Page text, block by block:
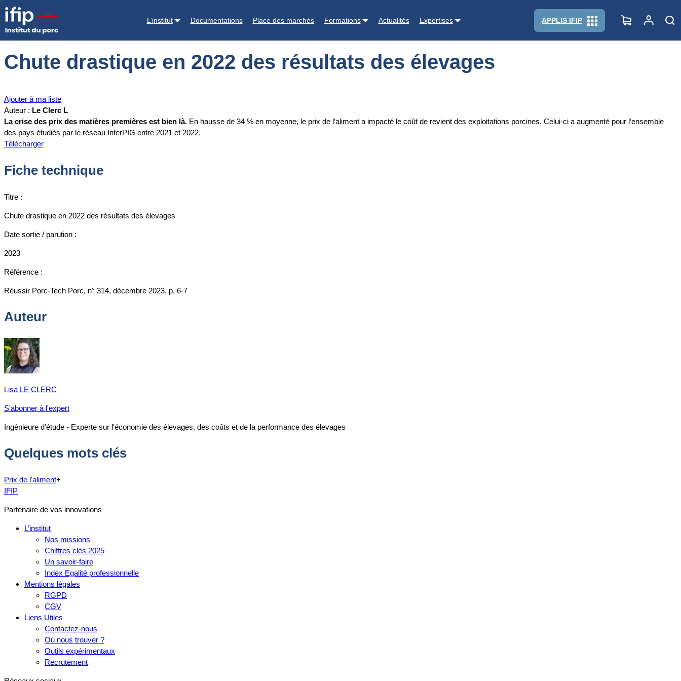
L’institut Documentations Place des marchés Formations Actualités Expertises APPLIS IFIP
Accueil Documentations
Chute drastique en 2022 des résultats des élevages
Ajouter à ma liste
Auteur : Le Clerc L
La crise des prix des matières premières est bien là. En hausse de 34 % en moyenne, le prix de l’aliment a impacté le coût de revient des exploitations porcines. Celui-ci a augmenté pour l’ensemble
des pays étudiés par le réseau InterPIG entre 2021 et 2022.
Télécharger
Fiche technique
Titre :
Chute drastique en 2022 des résultats des élevages
Date sortie / parution :
2023
Référence :
Réussir Porc-Tech Porc, n° 314, décembre 2023, p. 6-7
Auteur
Lisa LE CLERC
S'abonner à l'expert
Ingénieure d’étude - Experte sur l'économie des élevages, des coûts et de la performance des élevages
Quelques mots clés
Prix de l'aliment+
IFIP
Partenaire de vos innovations
L’institut
Nos missions
Chiffres clés 2025
Un savoir-faire
Index Egalité professionnelle
Mentions légales
RGPD
CGV
Liens Utiles
Contactez-nous
Où nous trouver ?
Outils expérimentaux
Recrutement